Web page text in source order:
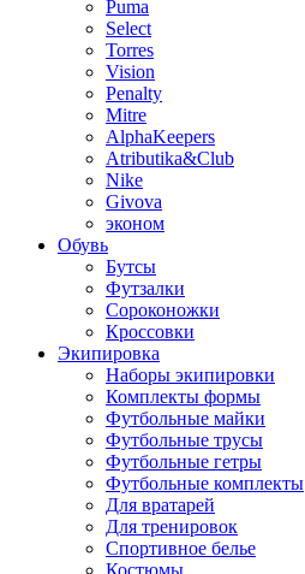
Puma
Select
Torres
Vision
Penalty
Mitre
AlphaKeepers
Atributika&Club
Nike
Givova
эконом
Обувь
Бутсы
Футзалки
Сороконожки
Кроссовки
Экипировка
Наборы экипировки
Комплекты формы
Футбольные майки
Футбольные трусы
Футбольные гетры
Футбольные комплекты
Для вратарей
Для тренировок
Спортивное белье
Костюмы